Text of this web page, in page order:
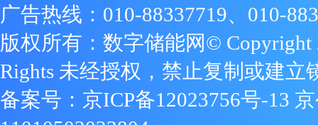
广告热线：010-88337719、010-
版权所有：数字储能网© Copyright
Rights 未经授权，禁止复制或建立
备案号： 京ICP备12023756号-13